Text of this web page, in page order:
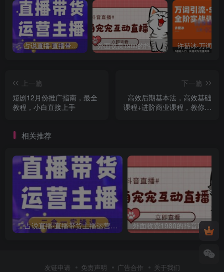
二占说直播·直播带货主播运营课程，主播运营二合一实操课 外面收费1980的抖音萌宠宠直播项目，可虚拟人直播，抖音报白，实时互动直播【软件+详细教程】
上一篇
短剧12月份推广指南，最全
教程，小白直接上手
下一篇
高效后期基本法，高效基础
课程+进阶商业课程，教你高
相关推荐
二占说直播·直播带货主播运营课程，主播运营二合一实操课
友链申请 免责声明 广告合作 关于我们